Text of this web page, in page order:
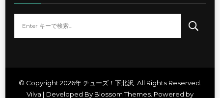
し© Copyright 2026年チューズ！下北沢 . All Rights Reserved.
Vilva | Developed By Blossom Themes . Powered by